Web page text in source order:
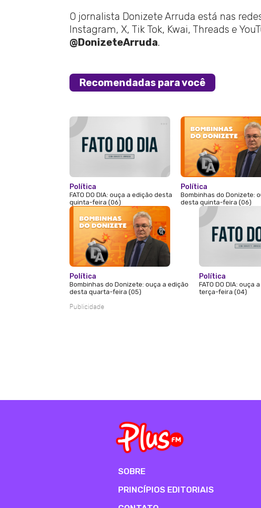
O jornalista Donizete Arruda está nas
Instagram, X, Tik Tok, Kwai, Threads e
@DonizeteArruda.
Recomendadas para você
Política
FATO DO DIA: ouça a edição desta
quinta-feira (06)
Política
Bombinhas do Donizete:
desta quinta-feira (06)
Política
Bombinhas do Donizete: ouça a edição
desta quarta-feira (05)
Política
FATO DO DIA: ouça
terça-feira (04)
Publicidade
SOBRE
PRINCÍPIOS EDITORIAIS